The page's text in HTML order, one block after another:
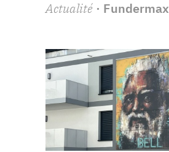
Actualité· Fundermax